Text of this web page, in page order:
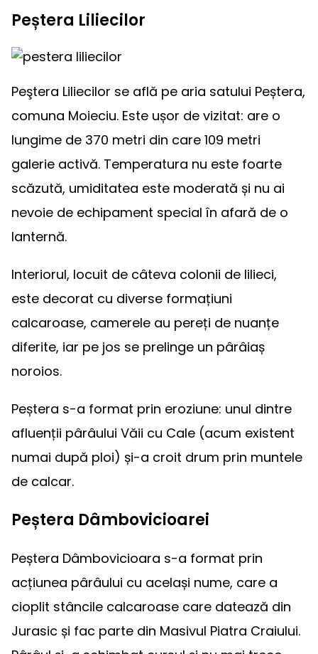
Peștera Liliecilor
Peştera Liliecilor se află pe aria satului Peștera,
comuna Moieciu. Este ușor de vizitat: are o
lungime de 370 metri din care 109 metri
galerie activă. Temperatura nu este foarte
scăzută, umiditatea este moderată și nu ai
nevoie de echipament special în afară de o
lanternă.
Interiorul, locuit de câteva colonii de lilieci,
este decorat cu diverse formațiuni
calcaroase, camerele au pereți de nuanțe
diferite, iar pe jos se prelinge un pârâiaș
noroios.
Peștera s-a format prin eroziune: unul dintre
afluenții pârâului Văii cu Cale (acum existent
numai după ploi) și-a croit drum prin muntele
de calcar.
Peștera Dâmbovicioarei
Peștera Dâmbovicioara s-a format prin
acțiunea pârâului cu același nume, care a
cioplit stâncile calcaroase care datează din
Jurasic și fac parte din Masivul Piatra Craiului.